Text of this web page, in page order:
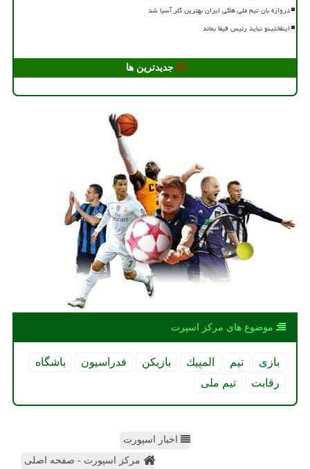
دروازه بان تیم ملی هاکی ایران بهترین گلر آسیا شد
اینفانتینو نباید رئیس فیفا بماند
جدیدترین ها
موضوع های مركز اسپرت
بازی تیم المپیك بازیكن فدراسیون
باشگاه
رقابت
تیم ملی
اخبار اسپورت
مرکز اسپورت - صفحه اصلی